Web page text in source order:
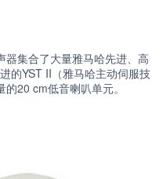
集合了大量雅马哈先进、高
的YST II（雅马哈主动伺服技
20 cm低音喇叭单元。